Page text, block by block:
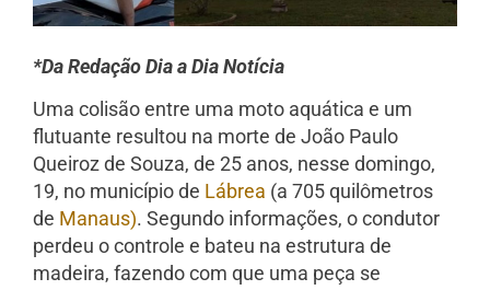
*Da Redação Dia a Dia Notícia
Uma colisão entre uma moto aquática e um
flutuante resultou na morte de João Paulo
Queiroz de Souza, de 25 anos, nesse domingo,
19, no município de Lábrea (a 705 quilômetros
de Manaus). Segundo informações, o condutor
perdeu o controle e bateu na estrutura de
madeira, fazendo com que uma peça se